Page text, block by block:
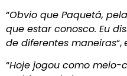
“Obvio que Paquetá,
que estar conosco. Eu
de diferentes maneiras
“Hoje jogou como